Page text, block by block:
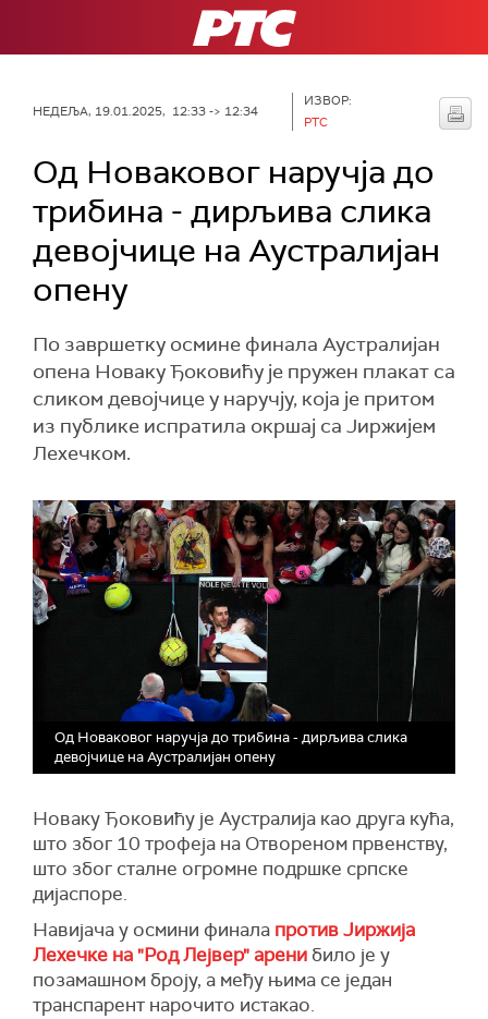
РТС
НЕДЕЉА, 19.01.2025, 12:33 -> 12:34
ИЗВОР:
РТС
Од Новаковог наручја до
трибина - дирљива слика
девојчице на Аустралијан
опену
По завршетку осмине финала Аустралијан
опена Новаку Ђоковићу је пружен плакат са
сликом девојчице у наручју, која је притом
из публике испратила окршај са Јиржијем
Лехечком.
Од Новаковог наручја до трибина - дирљива слика
девојчице на Аустралијан опену
Новаку Ђоковићу је Аустралија као друга кућа,
што због 10 трофеја на Отвореном првенству,
што због сталне огромне подршке српске
дијаспоре.
Навијача у осмини финала против Јиржија
Лехечке на "Род Лејвер" арени било је у
позамашном броју, а међу њима се један
транспарент нарочито истакао.